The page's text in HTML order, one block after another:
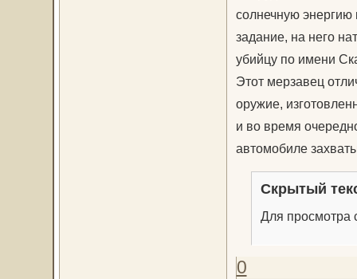
солнечную
задание, на него
убийцу по имени
Этот мерзавец
оружие,
и во время
автомобиле
Скрытый
Для просмотра
0